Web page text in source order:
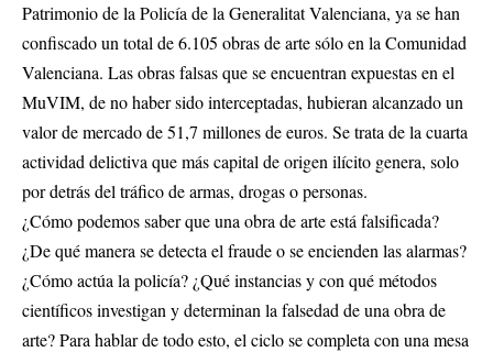
Patrimonio de la Policía de la Generalitat Valenciana, ya se han
confiscado un total de 6.105 obras de arte sólo en la Comunidad
Valenciana. Las obras falsas que se encuentran expuestas en el
MuVIM, de no haber sido interceptadas, hubieran alcanzado un
valor de mercado de 51,7 millones de euros. Se trata de la cuarta
actividad delictiva que más capital de origen ilícito genera, solo
por detrás del tráfico de armas, drogas o personas.
¿Cómo podemos saber que una obra de arte está falsificada?
¿De qué manera se detecta el fraude o se encienden las alarmas?
¿Cómo actúa la policía? ¿Qué instancias y con qué métodos
científicos investigan y determinan la falsedad de una obra de
arte? Para hablar de todo esto, el ciclo se completa con una mesa